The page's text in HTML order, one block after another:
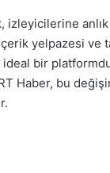
izleyicilerine
yelpazesi ve
ideal bir
Haber, bu